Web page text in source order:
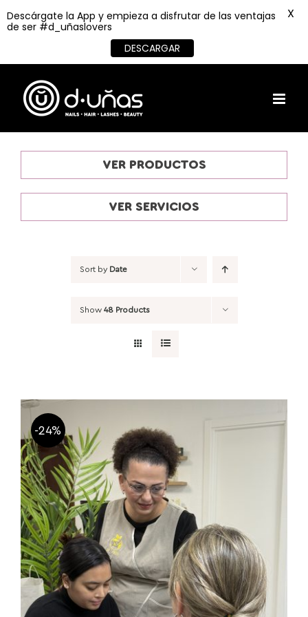
content
VER PRODUCTOS
VER SERVICIOS
Sort by Date
Show 48 Products
-24%
Descárgate la App y empieza a disfrutar de las ventajas
de ser #d_uñaslovers
DESCARGAR
X